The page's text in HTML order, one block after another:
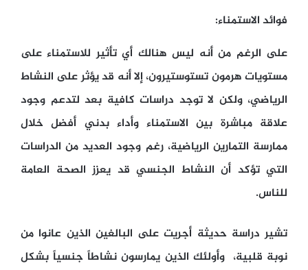
فوائد الاستمناء:
على الرغم من أنه ليس هنالك أي تأثير للاستمناء على
مستويات هرمون تستوستيرون، إلا أنه قد يؤثر على النشاط
الرياضي، ولكن لا توجد دراسات كافية بعد لتدعم وجود
علاقة مباشرة بين الاستمناء وأداء بدني أفضل خلال
ممارسة التمارين الرياضية، رغم وجود العديد من الدراسات
التي تؤكد أن النشاط الجنسي قد يعزز الصحة العامة
للناس.
تشير دراسة حديثة أجريت على البالغين الذين عانوا من
نوبة قلبية، وأولئك الذين يمارسون نشاطاً جنسياً بشكل